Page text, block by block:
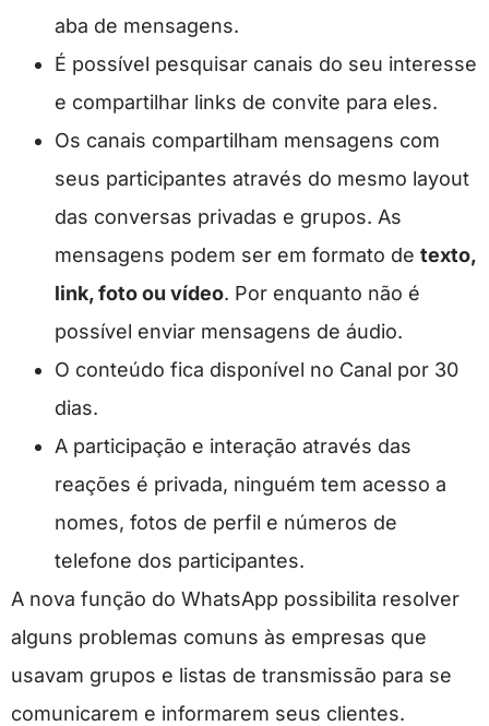
aba de mensagens.
É possível pesquisar canais do seu interesse
e compartilhar links de convite para eles.
Os canais compartilham mensagens com
seus participantes através do mesmo layout
das conversas privadas e grupos. As
mensagens podem ser em formato de texto,
link, foto ou vídeo. Por enquanto não é
possível enviar mensagens de áudio.
O conteúdo fica disponível no Canal por 30
dias.
A participação e interação através das
reações é privada, ninguém tem acesso a
nomes, fotos de perfil e números de
telefone dos participantes.
A nova função do WhatsApp possibilita resolver
alguns problemas comuns às empresas que
usavam grupos e listas de transmissão para se
comunicarem e informarem seus clientes.